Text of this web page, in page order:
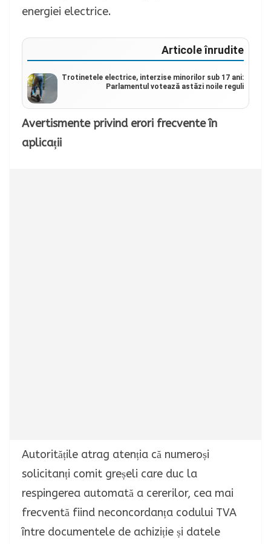
energiei electrice.
Articole înrudite
Trotinetele electrice, interzise minorilor sub 17 ani:
Parlamentul votează astăzi noile reguli
Avertismente privind erori frecvente în
aplicații
Autoritățile atrag atenția că numeroși
solicitanți comit greșeli care duc la
respingerea automată a cererilor, cea mai
frecventă fiind neconcordanța codului TVA
între documentele de achiziție și datele